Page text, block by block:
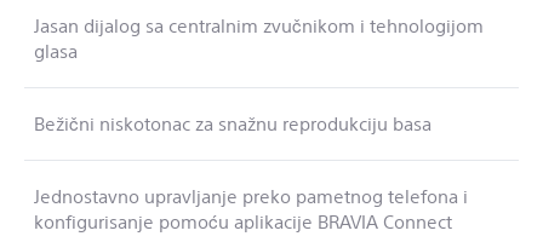
Jasan dijalog sa centralnim zvučnikom i tehnologijom
glasa
Bežični niskotonac za snažnu reprodukciju basa
Jednostavno upravljanje preko pametnog telefona i
konfigurisanje pomoću aplikacije BRAVIA Connect